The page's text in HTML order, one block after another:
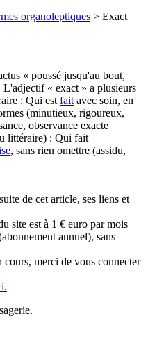
organoleptiques > Exact
« poussé jusqu'au bout,
« exact » a plusieurs
: Qui est fait avec soin, en
(minutieux, rigoureux,
observance exacte
littéraire) : Qui fait
, sans rien omettre (assidu,
de cet article, ses liens et
site est à 1 € euro par mois
annuel), sans
cours, merci de vous connecter